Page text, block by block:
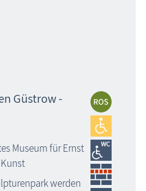
Güstrow -
Museum für Ernst
werden